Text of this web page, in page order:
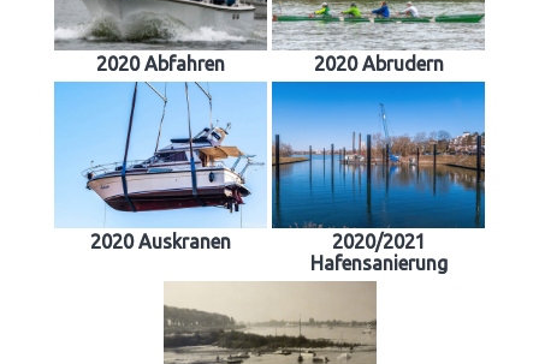
2020 Abfahren 2020 Abrudern
2020 Auskranen
2020/2021
Hafensanierung